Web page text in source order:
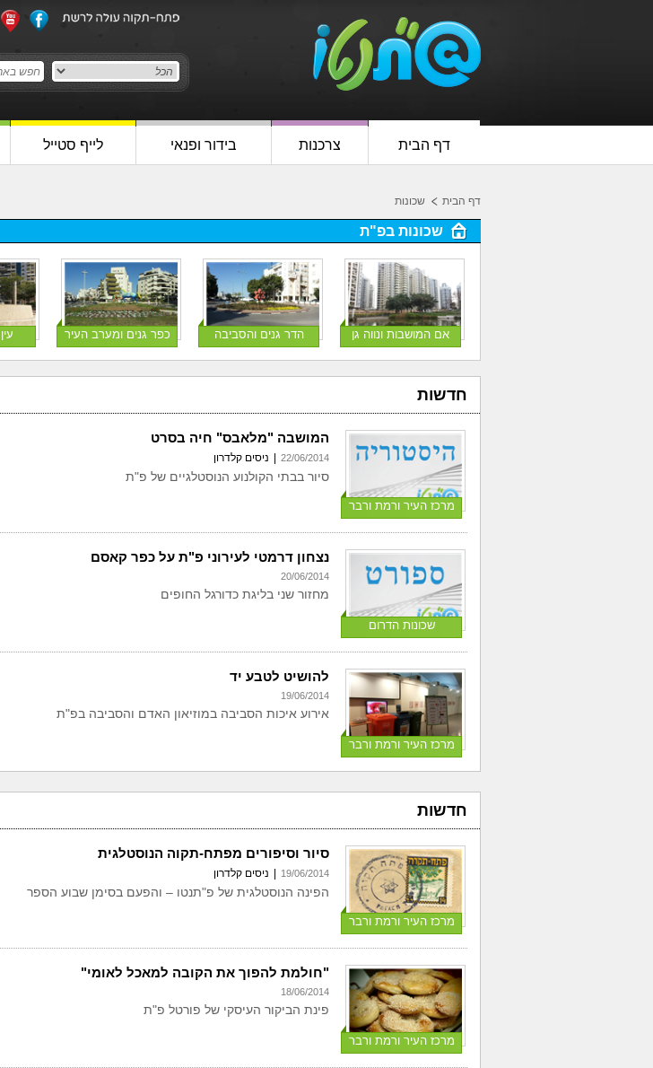
דף הבית צרכנות בידור ופנאי לייף סטייל
דף הבית שכונות
שכונות בפ"ת
אם המושבות ונווה גן הדר גנים והסביבה כפר גנים ומערב העיר
חדשות
מרכז העיר ורמת ורבר
המושבה "מלאבס" חיה בסרט
22/06/2014 ניסים קלדרון
סיור בבתי הקולנוע הנוסטלגיים של פ"ת
שכונות הדרום
נצחון דרמטי לעירוני פ"ת על כפר קאסם
20/06/2014
מחזור שני בליגת כדורגל החופים
מרכז העיר ורמת ורבר
להושיט לטבע יד
19/06/2014
אירוע איכות הסביבה במוזיאון האדם והסביבה בפ"ת
חדשות
מרכז העיר ורמת ורבר
סיור וסיפורים מפתח-תקוה הנוסטלגית
19/06/2014 ניסים קלדרון
הפינה הנוסטלגית של פ"תנטו – והפעם בסימן שבוע הספר
מרכז העיר ורמת ורבר
"חולמת להפוך את הקובה למאכל לאומי"
18/06/2014
פינת הביקור העיסקי של פורטל פ"ת